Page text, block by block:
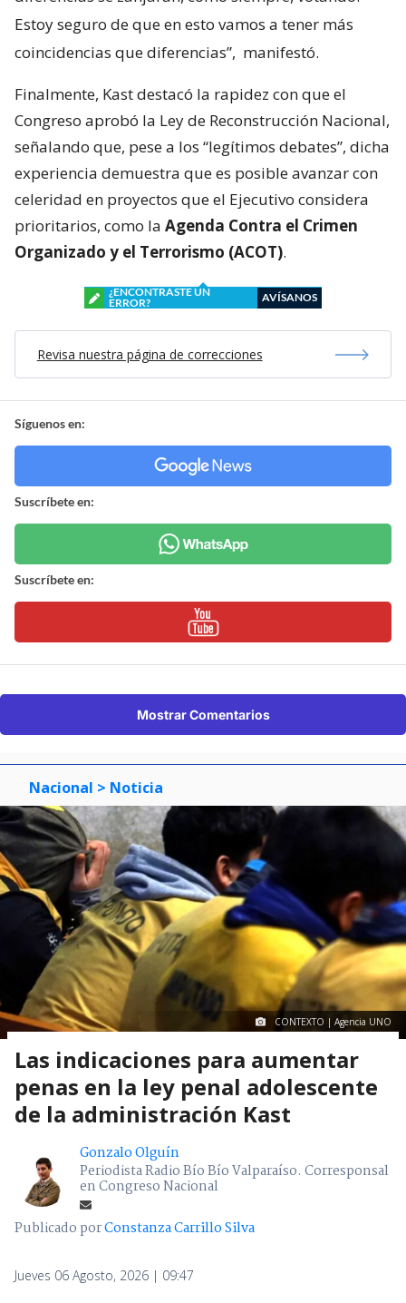
Estoy seguro de que en esto vamos a tener más
coincidencias que diferencias”, manifestó.
Finalmente, Kast destacó la rapidez con que el
Congreso aprobó la Ley de Reconstrucción Nacional,
señalando que, pese a los “legítimos debates”, dicha
experiencia demuestra que es posible avanzar con
celeridad en proyectos que el Ejecutivo considera
prioritarios, como la Agenda Contra el Crimen
Organizado y el Terrorismo (ACOT).
¿ENCONTRASTE UN
ERROR?
AVÍSANOS
Revisa nuestra página de correcciones
Síguenos en:
Suscríbete en:
Suscríbete en:
Mostrar Comentarios
Nacional > Noticia
CONTEXTO | Agencia UNO
Las indicaciones para aumentar
penas en la ley penal adolescente
de la administración Kast
Gonzalo Olguín
Periodista Radio Bío Bío Valparaíso. Corresponsal
en Congreso Nacional
Publicado porConstanza Carrillo Silva
Jueves 06 Agosto, 2026 | 09:47